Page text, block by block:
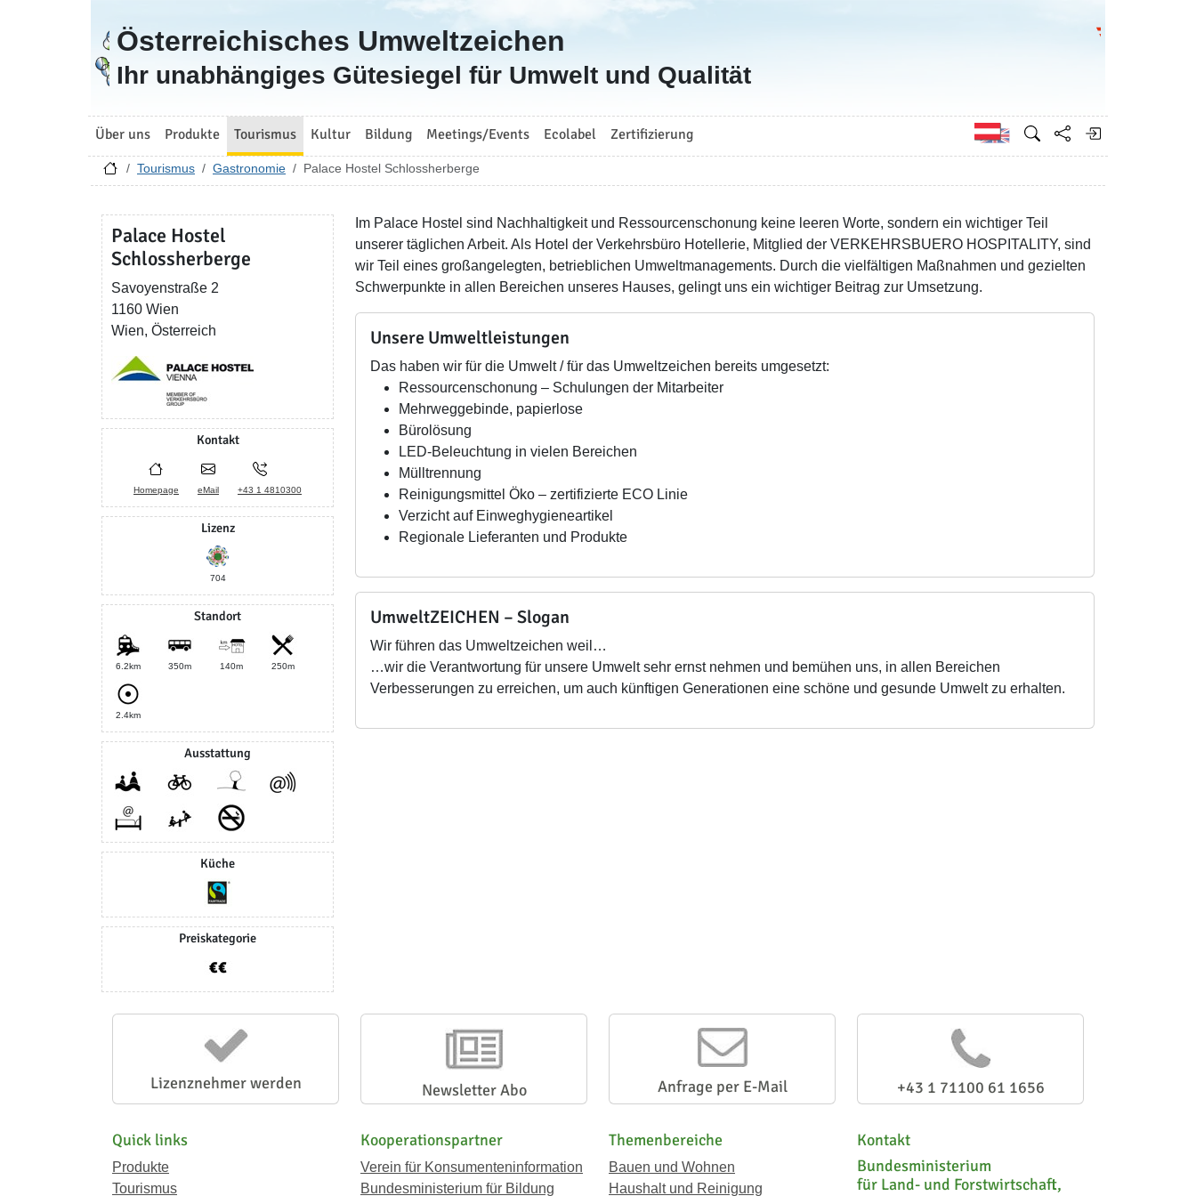
Zur Startseite
Österreichisches Umweltzeichen
Ihr unabhängiges Gütesiegel für Umwelt und Qualität
Über uns Produkte Tourismus Kultur Bildung Meetings/Events Ecolabel Zertifizierung Englisch
Tourismus Gastronomie Palace Hostel Schlossherberge
Palace Hostel
Schlossherberge
Savoyenstraße 2
1160 Wien
Wien, Österreich
Kontakt
Homepage eMail +43 1 4810300
Lizenz
704
Standort
6.2km 350m 140m 250m
2.4km
Ausstattung
Küche
Preiskategorie
Im Palace Hostel sind Nachhaltigkeit und Ressourcenschonung keine leeren Worte, sondern ein wichtiger Teil
unserer täglichen Arbeit. Als Hotel der Verkehrsbüro Hotellerie, Mitglied der VERKEHRSBUERO HOSPITALITY, sind
wir Teil eines großangelegten, betrieblichen Umweltmanagements. Durch die vielfältigen Maßnahmen und gezielten
Schwerpunkte in allen Bereichen unseres Hauses, gelingt uns ein wichtiger Beitrag zur Umsetzung.
Unsere Umweltleistungen
Das haben wir für die Umwelt / für das Umweltzeichen bereits umgesetzt:
Ressourcenschonung – Schulungen der Mitarbeiter
Mehrweggebinde, papierlose
Bürolösung
LED-Beleuchtung in vielen Bereichen
Mülltrennung
Reinigungsmittel Öko – zertifizierte ECO Linie
Verzicht auf Einweghygieneartikel
Regionale Lieferanten und Produkte
UmweltZEICHEN – Slogan
Wir führen das Umweltzeichen weil…
…wir die Verantwortung für unsere Umwelt sehr ernst nehmen und bemühen uns, in allen Bereichen
Verbesserungen zu erreichen, um auch künftigen Generationen eine schöne und gesunde Umwelt zu erhalten.
Lizenznehmer werden Newsletter Abo Anfrage per E-Mail +43 1 71100 61 1656
Quick links
Produkte
Tourismus
Kooperationspartner
Verein für Konsumenteninformation
Bundesministerium für Bildung
Themenbereiche
Bauen und Wohnen
Haushalt und Reinigung
Kontakt
Bundesministerium
für Land- und Forstwirtschaft,